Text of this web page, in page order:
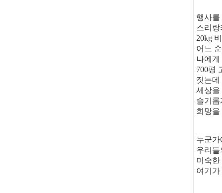
행사
스리
20kg
어느
나에게
700평
짓는데
세상을
슬기롭
희망
누군
우리
미숙
여기가